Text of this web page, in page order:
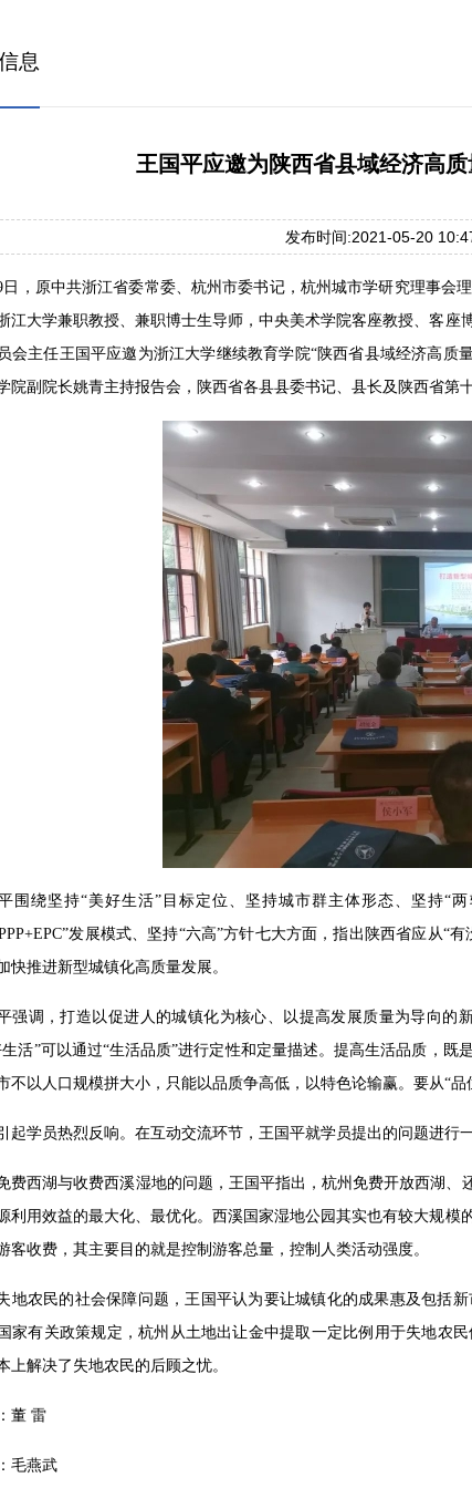
息
王国平应邀为陕西省县域经济高
发布时间:2021-05-20
日，原中共浙江省委常委、杭州市委书记，杭州城市学研究理事
江大学兼职教授、兼职博士生导师，中央美术学院客座教授、客
会主任王国平应邀为浙江大学继续教育学院“陕西省县域经济高
院副院长姚青主持报告会，陕西省各县县委书记、县长及陕西省第
围绕坚持“美好生活”目标定位、坚持城市群主体形态、坚持“
发展模式、坚持“六高”方针七大方面，指出陕西省应从“
快推进新型城镇化高质量发展。
强调，打造以促进人的城镇化为核心、以提高发展质量为导向的
生活”可以通过“生活品质”进行定性和定量描述。提高生活品质，
不以人口规模拼大小，只能以品质争高低，以特色论输赢。要从“品
起学员热烈反响。在互动交流环节，王国平就学员提出的问题进行一
费西湖与收费西溪湿地的问题，王国平指出，杭州免费开放西湖
利用效益的最大化、最优化。西溪国家湿地公园其实也有较大规
客收费，其主要目的就是控制游客总量，控制人类活动强度。
地农民的社会保障问题，王国平认为要让城镇化的成果惠及包括
家有关政策规定，杭州从土地出让金中提取一定比例用于失地农
上解决了失地农民的后顾之忧。
董 雷
毛燕武